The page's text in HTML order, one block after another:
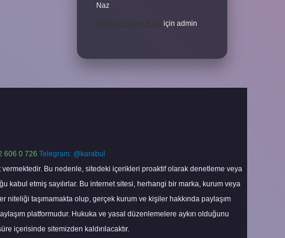
Naz
Sardina Hangi Balık için admin
606 0 726 Telegram: @karabul
vermektedir. Bu nedenle, sitedeki içerikleri proaktif olarak denetleme veya
kabul etmiş sayılırlar. Bu internet sitesi, herhangi bir marka, kurum veya
niteliği taşımamakta olup, gerçek kurum ve kişiler hakkında paylaşım
platformudur. Hukuka ve yasal düzenlemelere aykırı olduğunu
içerisinde sitemizden kaldırılacaktır.